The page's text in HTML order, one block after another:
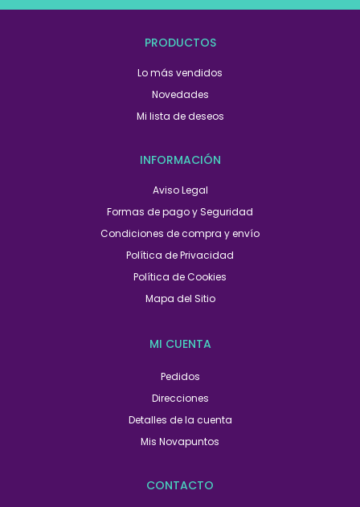
PRODUCTOS
Lo más vendidos
Novedades
Mi lista de deseos
INFORMACIÓN
Aviso Legal
Formas de pago y Seguridad
Condiciones de compra y envío
Política de Privacidad
Política de Cookies
Mapa del Sitio
MI CUENTA
Pedidos
Direcciones
Detalles de la cuenta
Mis Novapuntos
CONTACTO